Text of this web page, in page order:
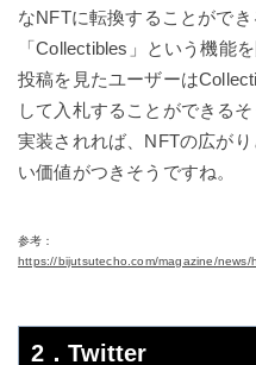
なNFTに転換することがで
「Collectibles」という機能
投稿を見たユーザーは
して入札することができるそ
実装されれば、NFTの広が
い価値がつきそうですね。
参考：
https://bijutsutecho.com/magazine/news/
2．Twitter